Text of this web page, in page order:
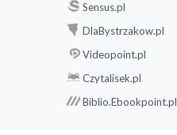
Sensus.pl
DlaBystrzakow.pl
Videopoint.pl
Czytalisek.pl
Biblio.Ebookpoint.pl